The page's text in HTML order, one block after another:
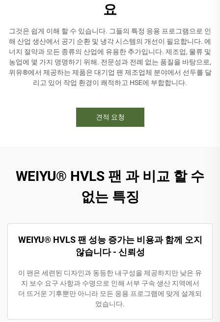
요
그것은 쉽게 이해 할 수 있습니다. 그들의 특정 응용 프로그램으로 인
해 산업 생산에서 공기 순환 및 냉각 시스템의 개선이 필요합니다. 에
너지 절약과 모든 종류의 산업에 유용한 추가입니다. 제조업, 물류 및
농업에 몇 가지 명명하기 위해. 전문성과 전례 없는 품질을 바탕으로,
위유®에서 제공하는 제품은 대기업 팬 제조업체 분야에서 선두를 달
리고 있어 작업 환경이 쾌적하고 HSE에 부합합니다.
견적 요청
WEIYU® HVLS 팬 과 비교 할 수
없는 특징
WEIYU® HVLS 팬 성능 증가는 비용과 함께 오지
않습니다 - 신뢰성
이 팬은 세련된 디자인과 동등한 내구성을 제공하지만 낮은 유
지 보수 요구 사항과 수명으로 인해 서부 구속 생산 지역에서
더 뜨거운 기후뿐만 아니라 모든 응용 프로그램에 맞게 설계되
었습니다.